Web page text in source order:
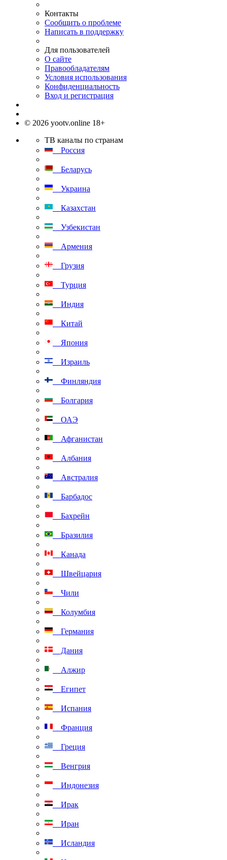
Контакты
Сообщить о проблеме
Написать в поддержку
Для пользователей
О сайте
Правообладателям
Условия использования
Конфиденциальность
Вход и регистрация
© 2026 yootv.online 18+
ТВ каналы по странам
Россия
Беларусь
Украина
Казахстан
Узбекистан
Армения
Грузия
Турция
Индия
Китай
Япония
Израиль
Финляндия
Болгария
ОАЭ
Афганистан
Албания
Австралия
Барбадос
Бахрейн
Бразилия
Канада
Швейцария
Чили
Колумбия
Германия
Дания
Алжир
Египет
Испания
Франция
Греция
Венгрия
Индонезия
Ирак
Иран
Исландия